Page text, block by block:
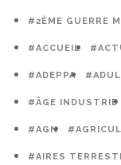
#2ÈME GUERRE
#ACCUEIL
#ADEPPA
#ÂGE INDUSTRIE
#AGN
#AIRES